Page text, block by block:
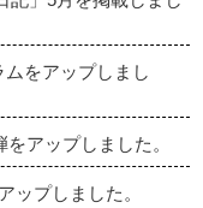
をアップしまし
アップしました。
プしました。